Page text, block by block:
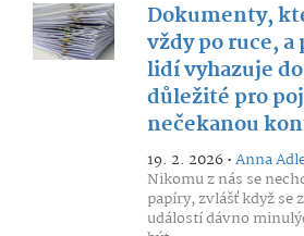
Dokumenty,
vždy po ruce,
lidí vyhazuje
důležité pro
nečekanou
19. 2. 2026 •Anna
Nikomu z nás se
papíry, zvlášť když se
událostí dávno